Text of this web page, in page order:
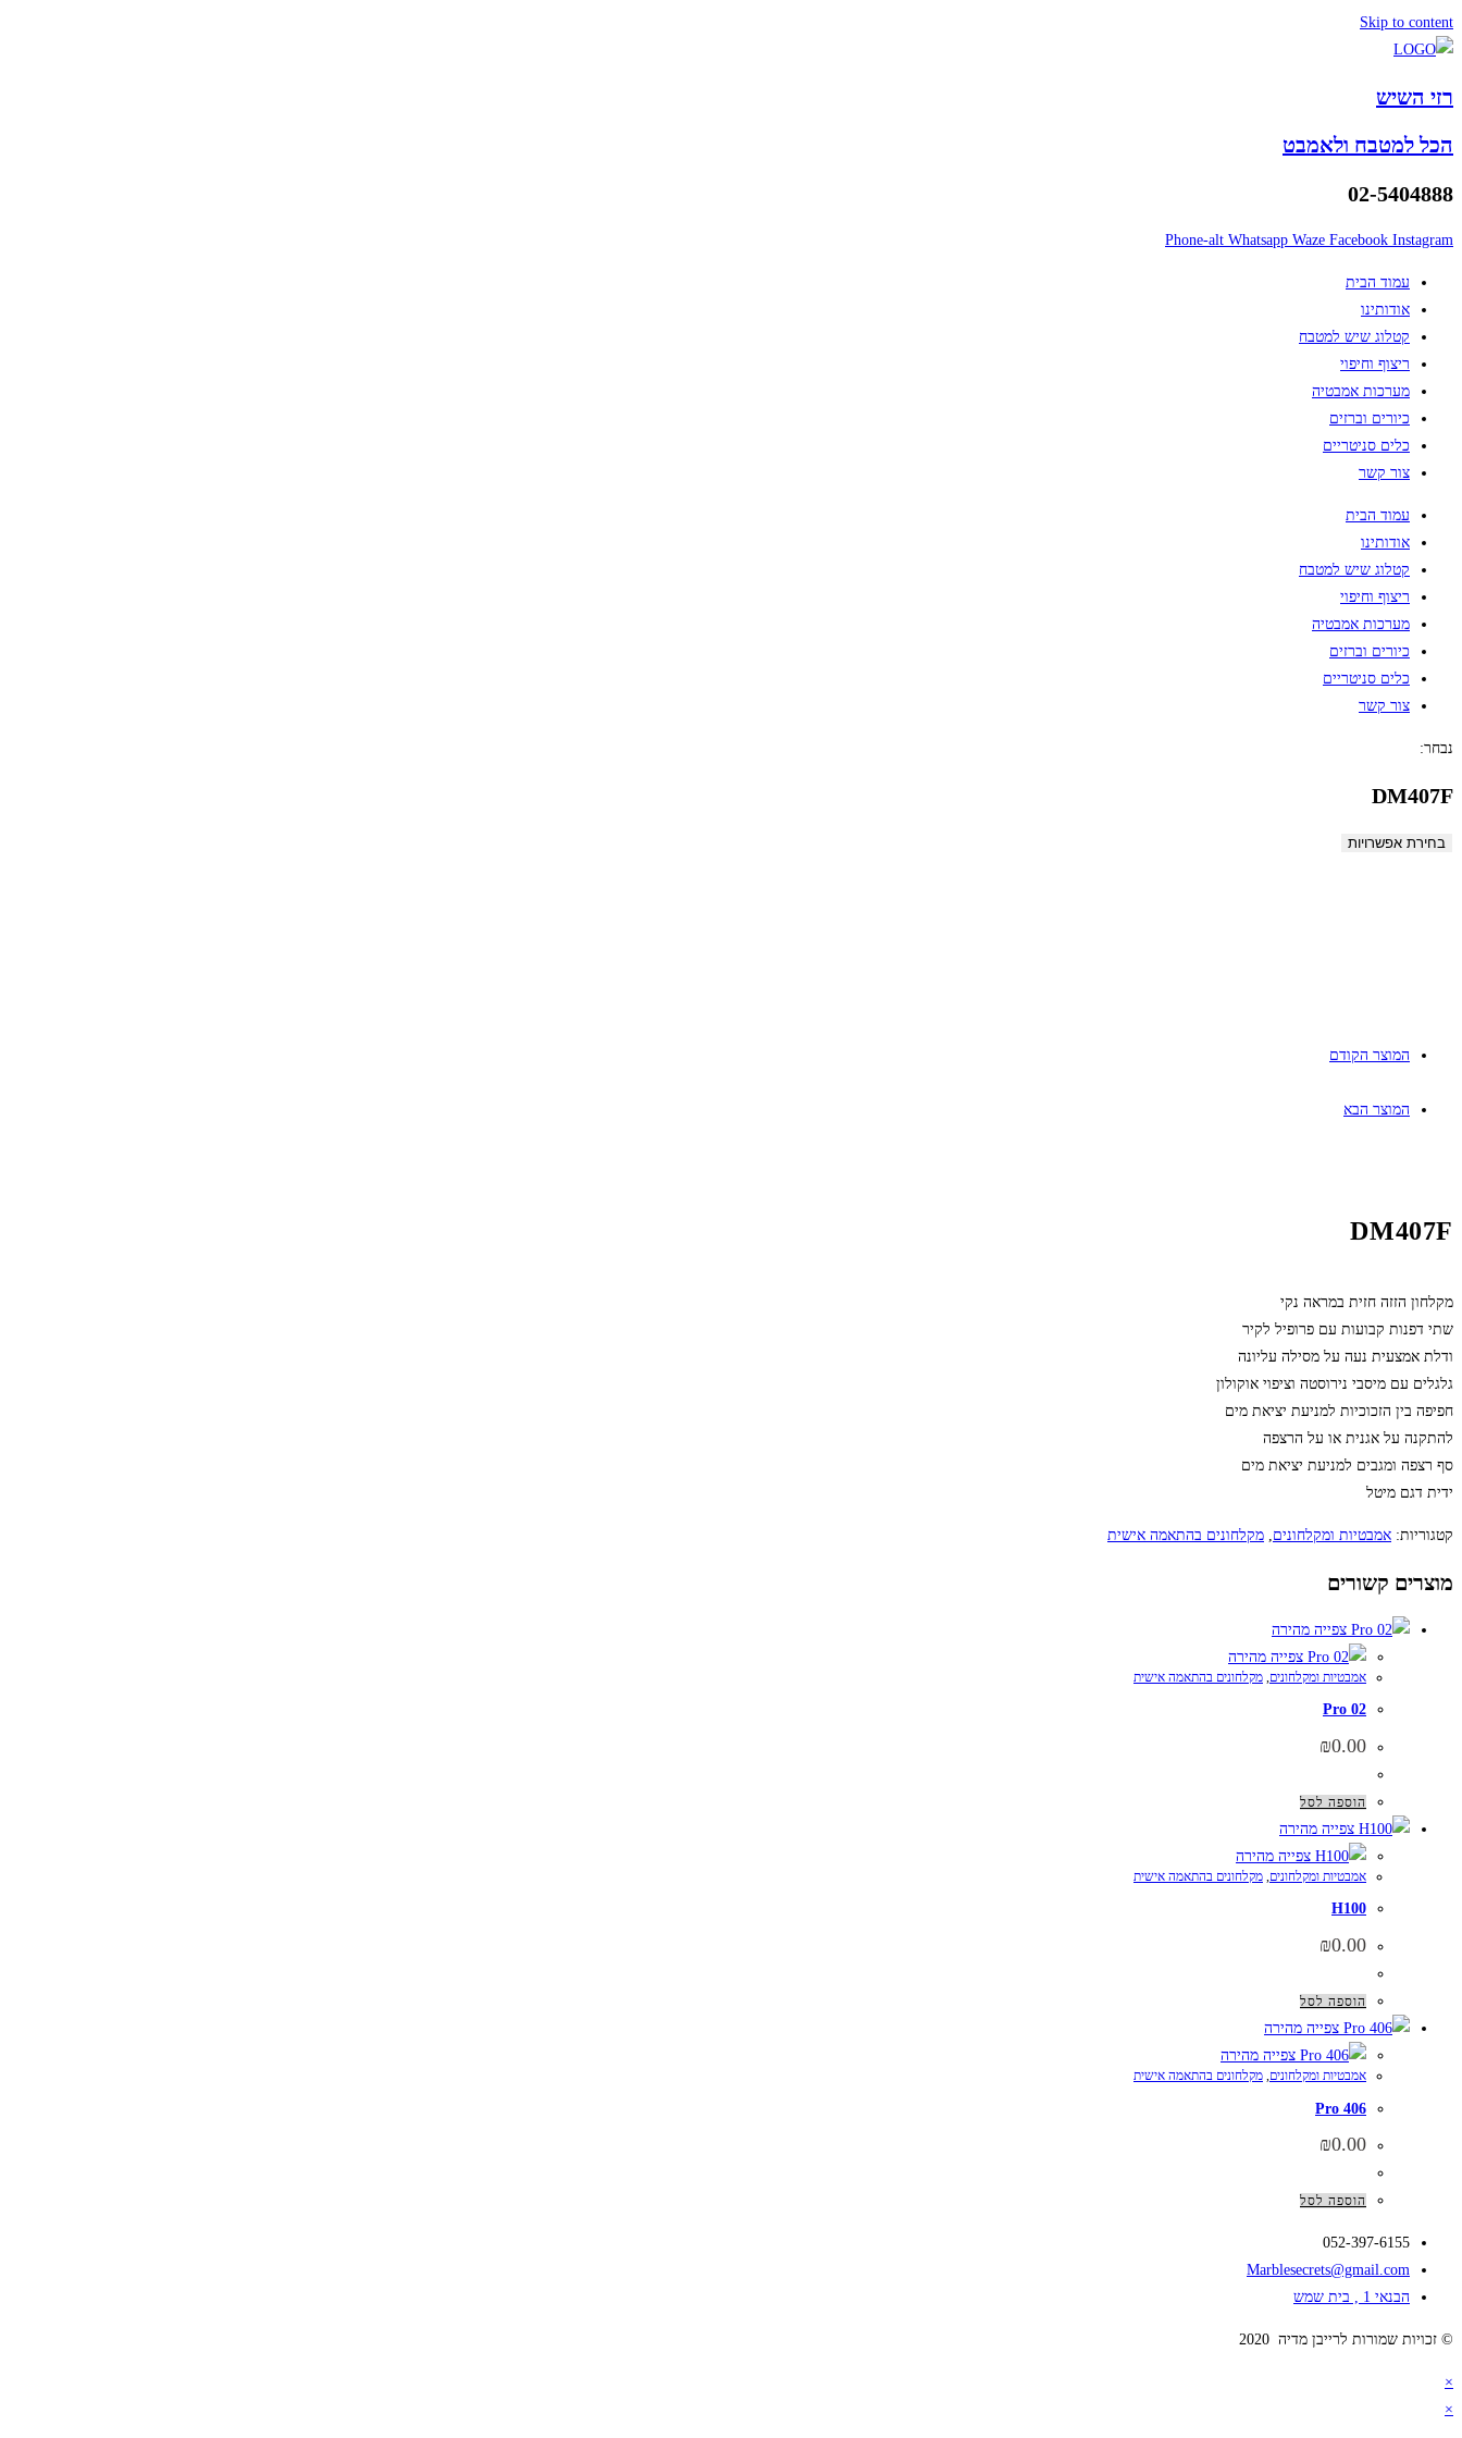
Skip to content
רזי השיש
הכל למטבח ולאמבט
02-5404888
Phone-alt Whatsapp Waze Facebook Instagram
עמוד הבית
אודותינו
קטלוג שיש למטבח
ריצוף וחיפוי
מערכות אמבטיה
כיורים וברזים
כלים סניטריים
צור קשר
עמוד הבית
אודותינו
קטלוג שיש למטבח
ריצוף וחיפוי
מערכות אמבטיה
כיורים וברזים
כלים סניטריים
צור קשר
נבחר:
DM407F
בחירת אפשרויות
המוצר הקודם
המוצר הבא
DM407F
מקלחון הזזה חזית במראה נקי
שתי דפנות קבועות עם פרופיל לקיר
ודלת אמצעית נעה על מסילה עליונה
גלגלים עם מיסבי נירוסטה וציפוי אוקולון
חפיפה בין הזכוכיות למניעת יציאת מים
להתקנה על אגנית או על הרצפה
סף רצפה ומגבים למניעת יציאת מים
ידית דגם מיטל
קטגוריות: אמבטיות ומקלחונים, מקלחונים בהתאמה אישית
מוצרים קשורים
צפייה מהירה
צפייה מהירה
אמבטיות ומקלחונים מקלחונים בהתאמה אישית
Pro 02
₪0.00
הוספה לסל
צפייה מהירה
צפייה מהירה
אמבטיות ומקלחונים, מקלחונים בהתאמה אישית
H100
₪0.00
הוספה לסל
צפייה מהירה
צפייה מהירה
אמבטיות ומקלחונים, מקלחונים בהתאמה אישית
Pro 406
₪0.00
הוספה לסל
052-397-6155
Marblesecrets@gmail.com
הבנאי 1 , בית שמש
© זכויות שמורות לרייבן מדיה 2020
×
×